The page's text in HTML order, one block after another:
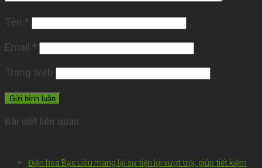
Tên *
Email *
Trang web
Bài viết liên quan
Điện hoa Bạc Liêu mang lại sự tiện lợi vượt trội, giúp tiết kiệm